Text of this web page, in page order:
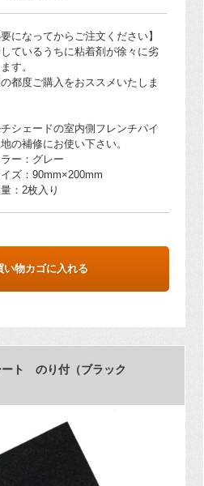
要になってからご注文ください】
ているうちに粘着剤が徐々に劣
す。
都度ご購入をおススメいたしま
シェードの室内側フレンチパイ
の補修にお使い下さい。
ラー：グレー
イズ：90mm×200mm
量：2枚入り
い物カゴに入れる
ート のり付（ブラック